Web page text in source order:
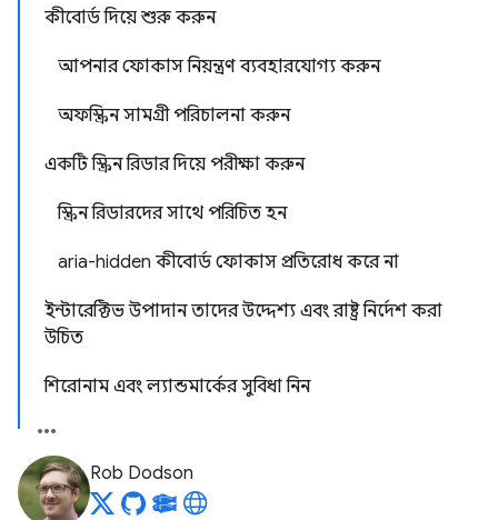
কীবোর্ড দিয়ে শুরু করুন
আপনার ফোকাস নিয়ন্ত্রণ ব্যবহারযোগ্য করুন
অফস্ক্রিন সামগ্রী পরিচালনা করুন
একটি স্ক্রিন রিডার দিয়ে পরীক্ষা করুন
স্ক্রিন রিডারদের সাথে পরিচিত হন
aria-hidden কীবোর্ড ফোকাস প্রতিরোধ করে না
ইন্টারেক্টিভ উপাদান তাদের উদ্দেশ্য এবং রাষ্ট্র নির্দেশ করা
উচিত
শিরোনাম এবং ল্যান্ডমার্কের সুবিধা নিন
Rob Dodson